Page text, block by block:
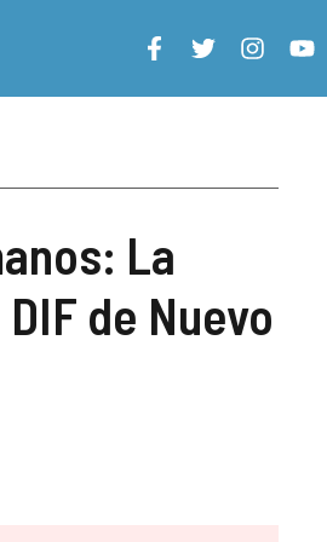
La
de Nuevo